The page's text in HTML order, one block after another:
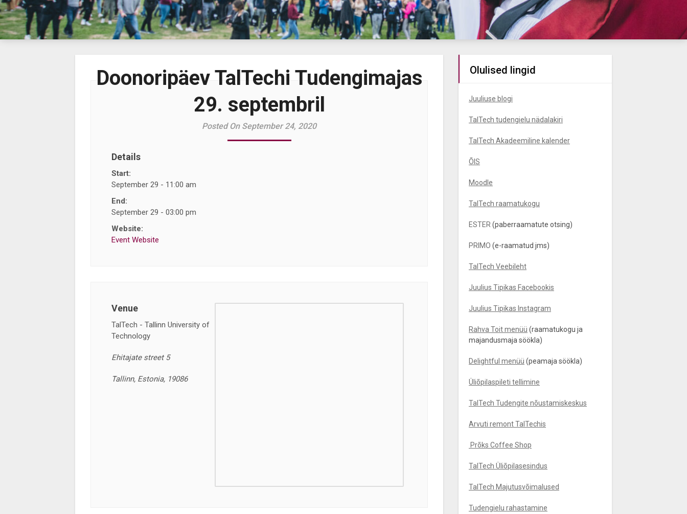
Doonoripäev TalTechi Tudengimajas
29. septembril
Posted On September 24, 2020
Details
Start:
September 29 - 11:00 am
End:
September 29 - 03:00 pm
Website:
Event Website
Venue
TalTech - Tallinn University of
Technology
Ehitajate street 5
Tallinn, Estonia, 19086
Olulised lingid
Juuliuse blogi
TalTech tudengielu nädalakiri
TalTech Akadeemiline kalender
ÕIS
Moodle
TalTech raamatukogu
ESTER (paberraamatute otsing)
PRIMO (e-raamatud jms)
TalTech Veebileht
Juulius Tipikas Facebookis
Juulius Tipikas Instagram
Rahva Toit menüü (raamatukogu ja
majandusmaja söökla)
Delightful menüü (peamaja söökla)
Üliõpilaspileti tellimine
TalTech Tudengite nõustamiskeskus
Arvuti remont TalTechis
Prõks Coffee Shop
TalTech Üliõpilasesindus
TalTech Majutusvõimalused
Tudengielu rahastamine